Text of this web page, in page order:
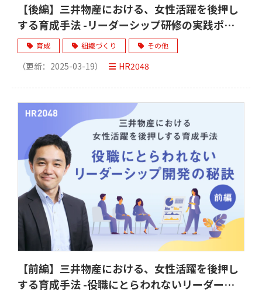
【後編】三井物産における、女性活躍を後押し
する育成手法 -リーダーシップ研修の実践ポイ
ントとは-
育成 組織づくり その他
（更新： 2025-03-19） HR2048
【前編】三井物産における、女性活躍を後押し
する育成手法 -役職にとらわれないリーダーシ